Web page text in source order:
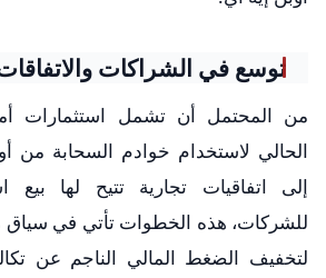
توسع في الشراكات
من المحتمل أن تشمل استثمارات
الحالي لاستخدام خوادم السحابة من
للشركات، هذه الخطوات تأتي في سياق
لتخفيف الضغط المالي الناجم عن